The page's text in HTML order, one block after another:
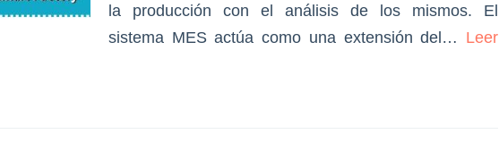
la producción con el análisis de los mismos. El
sistema MES actúa como una extensión del… Leer